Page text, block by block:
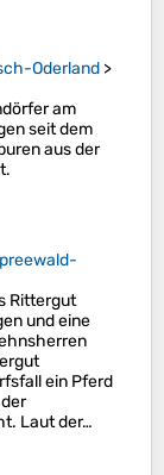
Oderland >
am
seit dem
aus der
Rittergut
und eine
ein Pferd
Laut der…